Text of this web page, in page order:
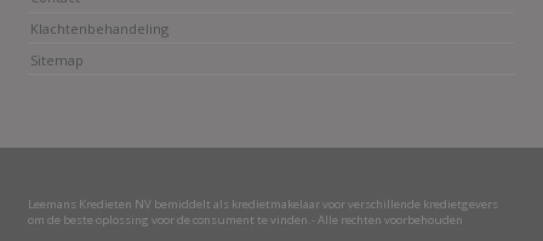
Klachtenbehandeling
Sitemap
Leemans Kredieten NV bemiddelt als kredietmakelaar voor verschillende kredietgevers
om de beste oplossing voor de consument te vinden.- Alle rechten voorbehouden